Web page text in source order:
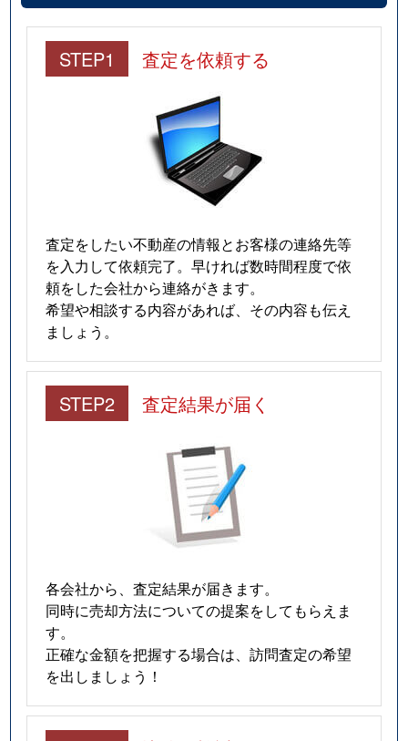
STEP1 査定を依頼する
査定をしたい不動産の情報とお客様の連絡先等
を入力して依頼完了。早ければ数時間程度で依
頼をした会社から連絡がきます。
希望や相談する内容があれば、その内容も伝え
ましょう。
STEP2 査定結果が届く
各会社から、査定結果が届きます。
同時に売却方法についての提案をしてもらえま
す。
正確な金額を把握する場合は、訪問査定の希望
を出しましょう！